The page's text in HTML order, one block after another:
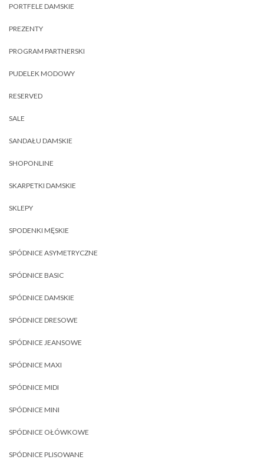
PORTFELE DAMSKIE
PREZENTY
PROGRAM PARTNERSKI
PUDELEK MODOWY
RESERVED
SALE
SANDAŁU DAMSKIE
SHOPONLINE
SKARPETKI DAMSKIE
SKLEPY
SPODENKI MĘSKIE
SPÓDNICE ASYMETRYCZNE
SPÓDNICE BASIC
SPÓDNICE DAMSKIE
SPÓDNICE DRESOWE
SPÓDNICE JEANSOWE
SPÓDNICE MAXI
SPÓDNICE MIDI
SPÓDNICE MINI
SPÓDNICE OŁÓWKOWE
SPÓDNICE PLISOWANE